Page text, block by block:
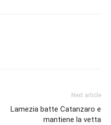
Next article
Lamezia batte Catanzaro e
mantiene la vetta